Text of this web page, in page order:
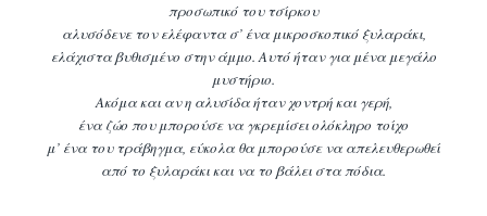
προσωπικό του τσίρκου
αλυσόδενε τον ελέφαντα σ’ ένα μικροσκοπικό ξυλαράκι,
ελάχιστα βυθισμένο στην άμμο.Αυτό ήταν για μένα μεγάλο
μυστήριο.
Ακόμα και αν η αλυσίδα ήταν χοντρή και γερή,
ένα ζώο που μπορούσε να γκρεμίσει ολόκληρο τοίχο
μ’ ένα του τράβηγμα, εύκολα θα μπορούσε να απελευθερωθεί
από το ξυλαράκι και να το βάλει στα πόδια.